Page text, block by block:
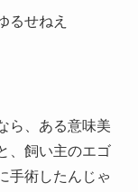
るせねえ
ら、ある意味美
、飼い主のエゴ
手術したんじゃ